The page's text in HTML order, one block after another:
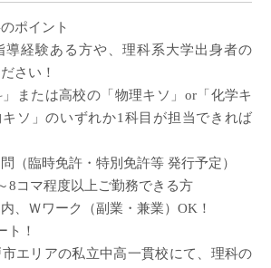
ポイント
導経験ある方や、理科系大学出身者の
さい！
」または高校の「物理キソ」or「化学キ
キソ」のいずれか1科目が担当できれば
（臨時免許・特別免許等 発行予定）
8コマ程度以上ご勤務できる方
、Ｗワーク（副業・兼業）OK！
ト！
市エリアの私立中高一貫校にて、理科の